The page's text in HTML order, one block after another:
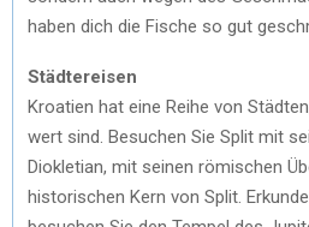
haben dich die Fische so gut
Städtereisen
Kroatien hat eine Reihe von
wert sind. Besuchen Sie Split mit
Diokletian, mit seinen römischen
historischen Kern von Split.